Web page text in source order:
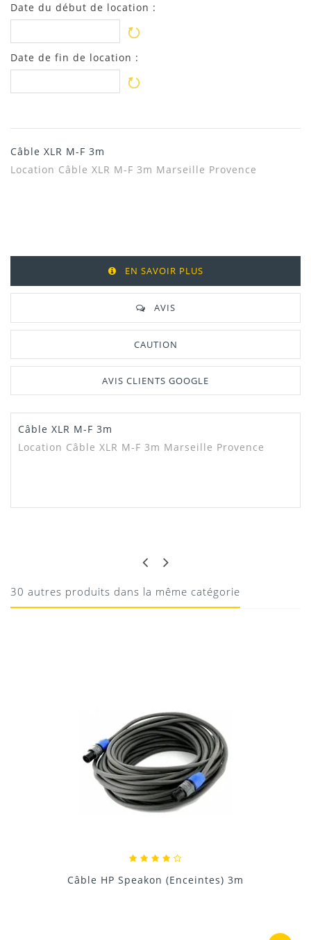
Date du début de location :
Date de fin de location :
Câble XLR M-F 3m
Location Câble XLR M-F 3m Marseille Provence
EN SAVOIR PLUS
AVIS
CAUTION
AVIS CLIENTS GOOGLE
Câble XLR M-F 3m
Location Câble XLR M-F 3m Marseille Provence
10/08/2020
30 autres produits dans la même catégorie
Câble HP Speakon (Enceintes) 3m